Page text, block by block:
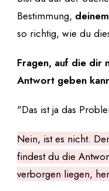
Bestimmung,
so richtig, wie du
Fragen, auf die dir
Antwort geben
"Das ist ja das
Nein, ist es nicht.
findest du die
verborgen liegen,